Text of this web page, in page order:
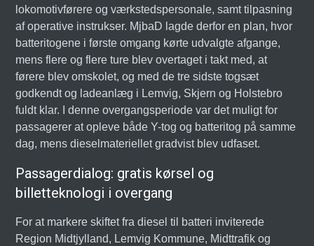
lokomotivførere og værkstedspersonale, samt tilpasning
af operative instrukser. MjbaD lagde derfor en plan, hvor
batteritogene i første omgang kørte udvalgte afgange,
mens flere og flere ture blev overtaget i takt med, at
førere blev omskolet, og med de tre sidste togsæt
godkendt og ladeanlæg i Lemvig, Skjern og Holstebro
fuldt klar. I denne overgangsperiode var det muligt for
passagerer at opleve både Y-tog og batteritog på samme
dag, mens dieselmateriellet gradvist blev udfaset.
Passagerdialog: gratis kørsel og
billetteknologi i overgang
For at markere skiftet fra diesel til batteri inviterede
Region Midtjylland, Lemvig Kommune, Midttrafik og